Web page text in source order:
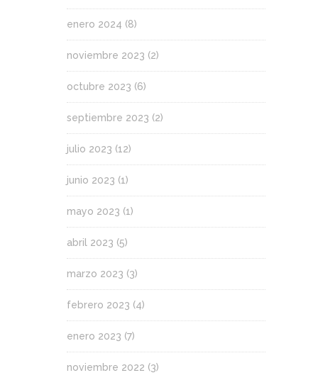
enero 2024 (8)
noviembre 2023 (2)
octubre 2023 (6)
septiembre 2023 (2)
julio 2023 (12)
junio 2023 (1)
mayo 2023 (1)
abril 2023 (5)
marzo 2023 (3)
febrero 2023 (4)
enero 2023 (7)
noviembre 2022 (3)